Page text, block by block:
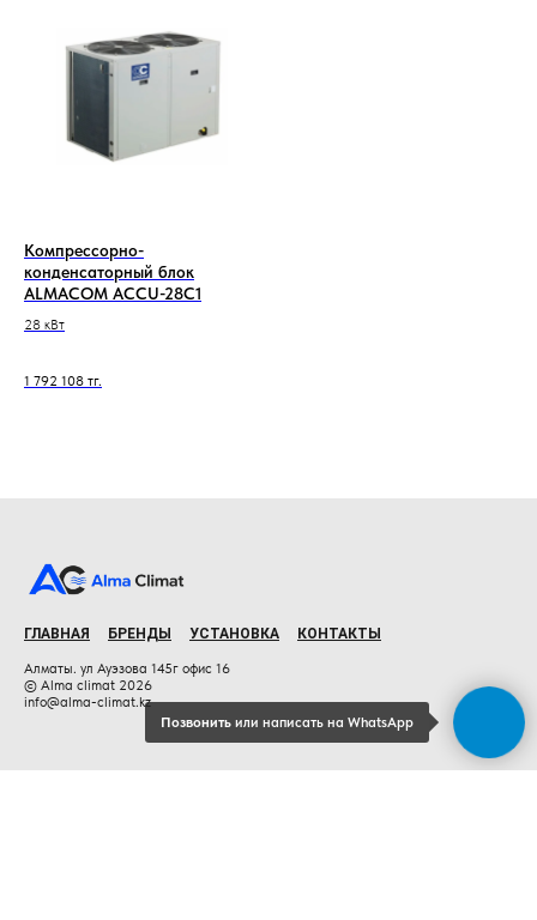
Компрессорно-
конденсаторный блок
ALMACOM ACCU-28C1
28 кВт
1 792 108 тг.
ГЛАВНАЯ БРЕНДЫ УСТАНОВКА КОНТАКТЫ
Алматы. ул Ауэзова 145г офис 16
© Alma climat 2026
info@alma-climat.kz
Позвонить или написать на WhatsApp